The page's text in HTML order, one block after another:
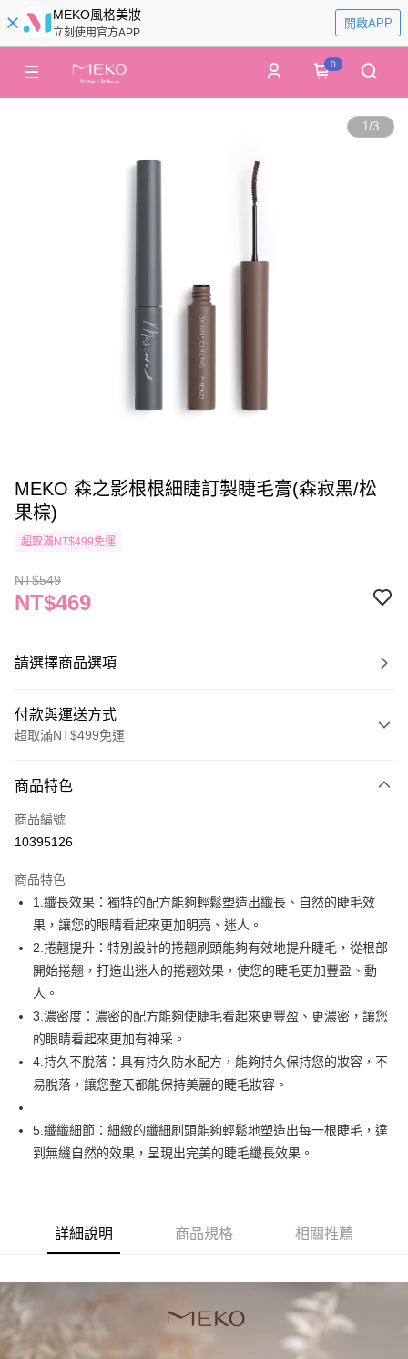
MEKO風格美妝
立刻使用官方APP
開啟APP
0
1/3
MEKO 森之影根根細睫訂製睫毛膏(森寂黑/松
果棕)
超取滿NT$499免運
NT$549
NT$469
請選擇商品選項
付款與運送方式
超取滿NT$499免運
信用卡一次付款
信用卡分期付款
合作金庫商業銀行
華南商業銀行
彰化商業銀行
上海商業儲蓄銀行
台北富邦商業銀行
國泰世華商業銀行
兆豐國際商業銀行
臺灣中小企業銀行
台中商業銀行
匯豐（台灣）商業銀行
元大商業銀行
永豐商業銀行
玉山商業銀行
台新國際商業銀行
中國信託商業銀行
台灣樂天信用卡公司
超商取貨付款
LINE Pay
Apple Pay
街口支付
AFTEE先享後付
相關說明
【關於「AFTEE先享後付」】
AFTEE先享後付是「在收到商品之後才付款」的支付方式。 讓您購物簡單
便利好安心！
１．簡單：不需註冊會員、不需綁卡、不需儲值。
１．於結帳方式選擇「AFTEE先享後付」後，將跳轉至「AFTEE先享後付」
結帳頁面，進行簡訊認證並確認金額後，即可完成結帳。
３．收到繳費通知簡訊後14天內，點擊此簡訊中的連結，可透過四大超商／
ATM／網路銀行／等多元方式進行付款，方視為交易完成。
※ 請注意：結帳手續完成當下不需立刻繳費，但若您需要取消訂單，請聯絡
購買商品的店家。未經商家同意取消之訂單仍視為有效，需透過AFTEE先享
後付繳納相關費用。
運送方式
付款後全家取貨
7-11取貨付款
每筆NT$65，滿NT$499(含以上)免運費
商品特色
商品編號
10395126
商品特色
1.纖長效果：獨特的配方能夠輕鬆塑造出纖長、自然的睫毛效
果，讓您的眼睛看起來更加明亮、迷人。
2.捲翹提升：特別設計的捲翹刷頭能夠有效地提升睫毛，從根部
開始捲翹，打造出迷人的捲翹效果，使您的睫毛更加豐盈、動
人。
3.濃密度：濃密的配方能夠使睫毛看起來更豐盈、更濃密，讓您
的眼睛看起來更加有神采。
4.持久不脫落：具有持久防水配方，能夠持久保持您的妝容，不
易脫落，讓您整天都能保持美麗的睫毛妝容。
5.纖纖細節：細緻的纖細刷頭能夠輕鬆地塑造出每一根睫毛，達
到無縫自然的效果，呈現出完美的睫毛纖長效果。
詳細說明 商品規格 相關推薦